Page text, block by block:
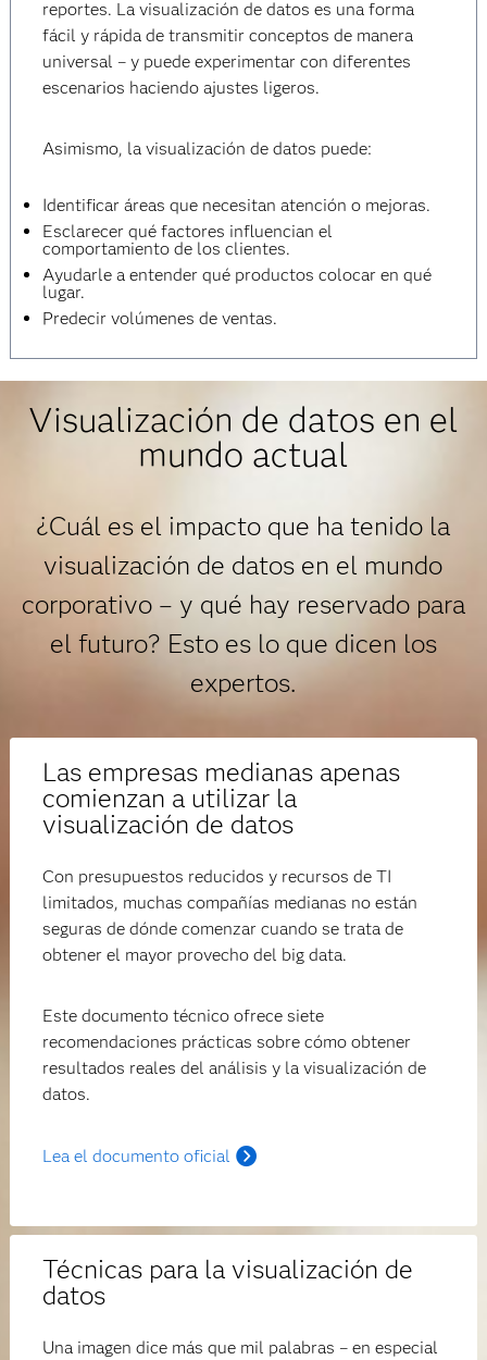
reportes. La visualización de datos es una forma
fácil y rápida de transmitir conceptos de manera
universal – y puede experimentar con diferentes
escenarios haciendo ajustes ligeros.
Asimismo, la visualización de datos puede:
Identificar áreas que necesitan atención o mejoras.
Esclarecer qué factores influencian el
comportamiento de los clientes.
Ayudarle a entender qué productos colocar en qué
lugar.
Predecir volúmenes de ventas.
Visualización de datos en el
mundo actual
¿Cuál es el impacto que ha tenido la
visualización de datos en el mundo
corporativo – y qué hay reservado para
el futuro? Esto es lo que dicen los
expertos.
Las empresas medianas apenas
comienzan a utilizar la
visualización de datos
Con presupuestos reducidos y recursos de TI
limitados, muchas compañías medianas no están
seguras de dónde comenzar cuando se trata de
obtener el mayor provecho del big data.
Este documento técnico ofrece siete
recomendaciones prácticas sobre cómo obtener
resultados reales del análisis y la visualización de
datos.
Lea el documento oficial
Técnicas para la visualización de
datos
Una imagen dice más que mil palabras – en especial